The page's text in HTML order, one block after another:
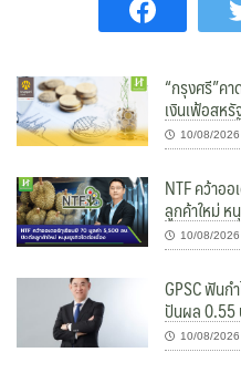
“กรุงศรี”ค
เงินเฟ้อสห
10/08/
NTF คว้าอ
ลูกค้าใหม่ ห
10/08/
GPSC ฟันก
ปันผล 0.55
10/08/